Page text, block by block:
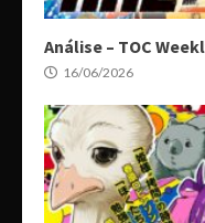
Análise – TOC
16/06/2026